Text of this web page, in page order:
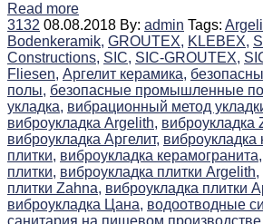
Read more
3132 08.08.2018 By: admin Tags:
Bodenkeramik, GROUTEX, KLEBEX,
Constructions, SIC, SIC-GROUTEX,
Fliesen, Аргелит керамика,
полы, безопасные промышленные
укладка, вибрационный метод
виброукладка Argelith, виброукладка
виброукладка Аргелит, виброукладка
плитки, виброукладка керамогранита,
плитки, виброукладка плитки Argelith,
плитки Zahna, виброукладка плитки
виброукладка Цана, водоотводные